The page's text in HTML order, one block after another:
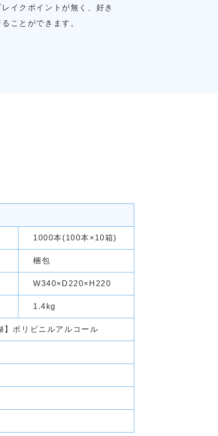
イクポイントが無く、好き
ことができます。
1000本(100本×10箱)
梱包
W340×D220×H220
1.4kg
ポリビニルアルコール